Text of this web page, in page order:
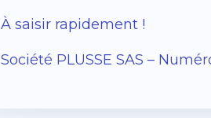
À saisir rapidement !
Société PLUSSE SAS –